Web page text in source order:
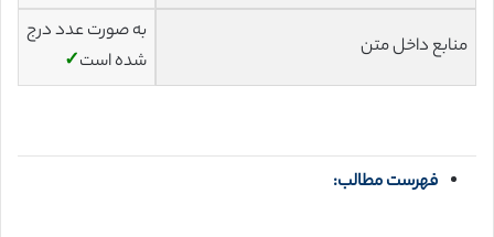
منابع داخل متن
به صورت عدد درج
شده است✓
فهرست مطالب: